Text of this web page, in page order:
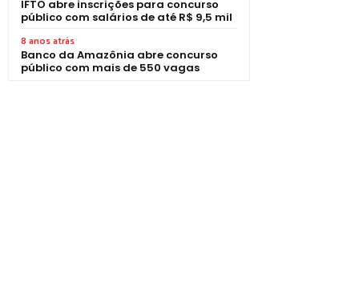
IFTO abre inscrições para concurso
público com salários de até R$ 9,5 mil
8 anos atrás
Banco da Amazônia abre concurso
público com mais de 550 vagas